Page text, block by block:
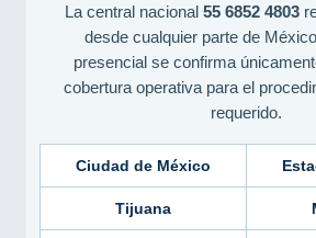
La central nacional 55 6852 4803
desde cualquier parte de
presencial se confirma
cobertura operativa para el
requerido.
Ciudad de México
Tijuana